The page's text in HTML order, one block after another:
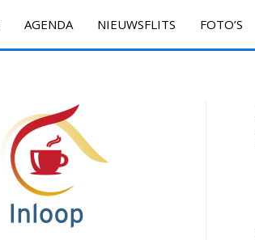
AGENDA NIEUWSFLITS FOTO’S